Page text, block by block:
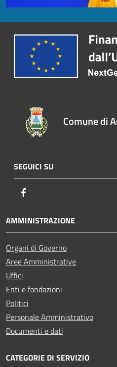
Comune di
SEGUICI SU
AMMINISTRAZIONE
Organi di Governo
Aree Amministrative
Uffici
Enti e fondazioni
Politici
Personale Amministrativo
Documenti e dati
CATEGORIE DI SERVIZIO